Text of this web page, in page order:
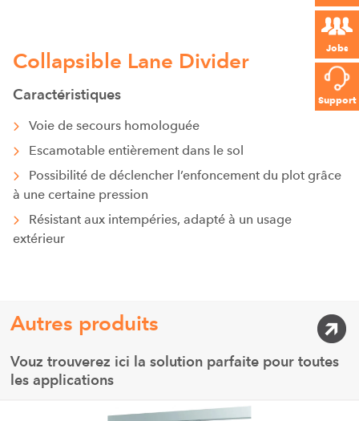
Jobs
Support
Collapsible Lane Divider
Caractéristiques
Voie de secours homologuée
Escamotable entièrement dans le sol
Possibilité de déclencher l’enfoncement du plot grâce
à une certaine pression
Résistant aux intempéries, adapté à un usage
extérieur
Autres produits
Vouz trouverez ici la solution parfaite pour toutes
les applications